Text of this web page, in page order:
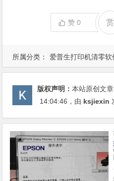
所属分类： 爱普生打印机清零软
赞0 赏
版权声明：本站原创文
14:04:46 ，由 ksjiexin